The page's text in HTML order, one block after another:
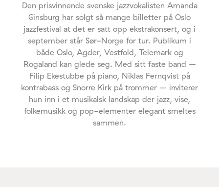
Den prisvinnende svenske jazzvokalisten Amanda
Ginsburg har solgt så mange billetter på Oslo
jazzfestival at det er satt opp ekstrakonsert, og i
september står Sør-Norge for tur. Publikum i
både Oslo, Agder, Vestfold, Telemark og
Rogaland kan glede seg. Med sitt faste band –
Filip Ekestubbe på piano, Niklas Fernqvist på
kontrabass og Snorre Kirk på trommer – inviterer
hun inn i et musikalsk landskap der jazz, vise,
folkemusikk og pop-elementer elegant smeltes
sammen.